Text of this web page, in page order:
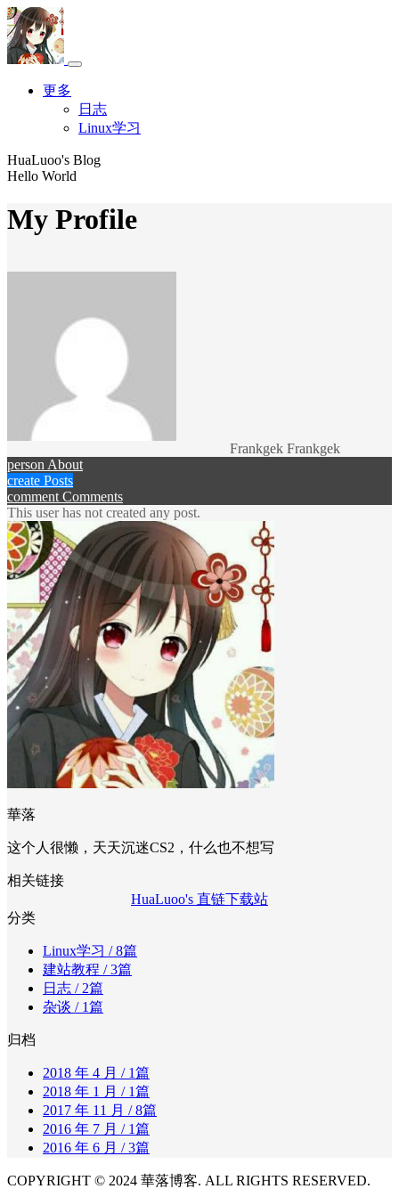
更多
日志
Linux学习
HuaLuoo's Blog
Hello World
My Profile
Frankgek Frankgek
person About
create Posts
comment Comments
This user has not created any post.
華落
这个人很懒，天天沉迷CS2，什么也不想写
相关链接
HuaLuoo's 直链下载站
分类
Linux学习 / 8篇
建站教程 / 3篇
日志 / 2篇
杂谈 / 1篇
归档
2018 年 4 月 / 1篇
2018 年 1 月 / 1篇
2017 年 11 月 / 8篇
2016 年 7 月 / 1篇
2016 年 6 月 / 3篇
COPYRIGHT © 2024 華落博客. ALL RIGHTS RESERVED.